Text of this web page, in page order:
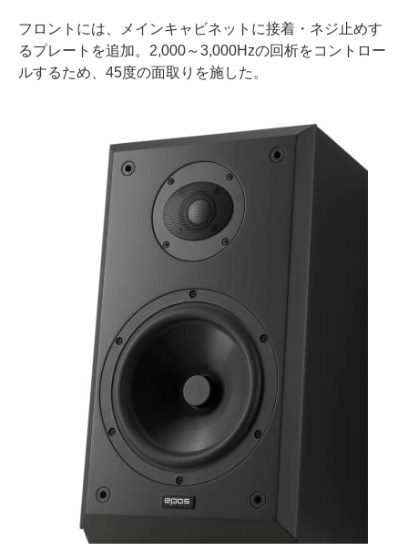
フロントには、メインキャビネットに接着・ネジ止めす
るプレートを追加。2,000～3,000Hzの回析をコントロー
ルするため、45度の面取りを施した。